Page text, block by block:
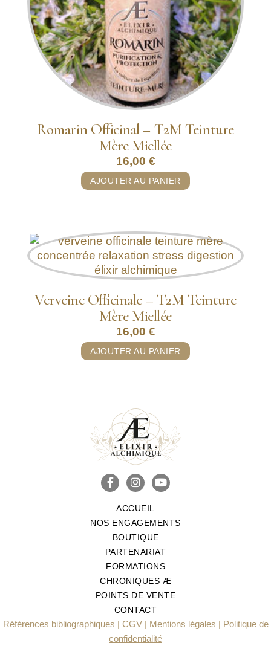
Romarin Officinal – T2M Teinture
Mère Miellée
16,00 €
AJOUTER AU PANIER
Verveine Officinale – T2M Teinture
Mère Miellée
16,00 €
AJOUTER AU PANIER
ACCUEIL
NOS ENGAGEMENTS
BOUTIQUE
PARTENARIAT
FORMATIONS
CHRONIQUES Æ
POINTS DE VENTE
CONTACT
Références bibliographiques | CGV| Mentions légales | Politique de
confidentialité